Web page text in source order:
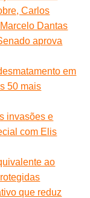
Carlos
Dantas
aprova
em
50 mais
invasões e
com Elis
ao
que reduz